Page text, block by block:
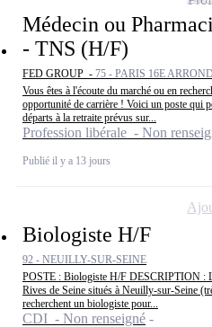
Médecin ou
- TNS (H/F)
FED GROUP - 75 - PARIS 16E
Vous êtes à l'écoute du marché ou en
opportunité de carrière ! Voici un poste qui
départs à la retraite prévus sur...
Profession libérale - Non
Publié il y a 13 jours
Biologiste H/F
92 - NEUILLY-SUR-SEINE
POSTE : Biologiste H/F DESCRIPTION :
Rives de Seine situés à Neuilly-sur-Seine
recherchent un biologiste pour...
CDI - Non renseigné